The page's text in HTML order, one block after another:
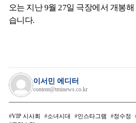
오는 지난 9월 27일 극장에서 개봉
습니다.
이서민 에디터
content@tminews.co.kr
VIP 시사회 소녀시대 인스타그램 정수정